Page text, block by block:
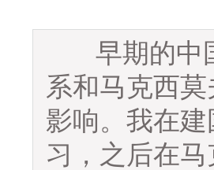
早期的中国
系和马克西
影响。我在
习，之后在